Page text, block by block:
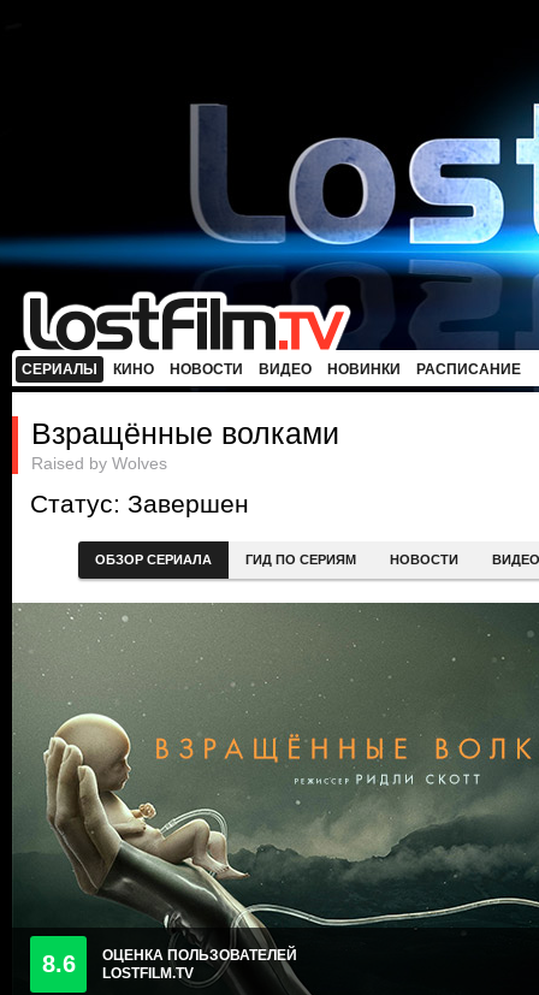
СЕРИАЛЫ КИНО НОВОСТИ ВИДЕО НОВИНКИ РАСПИСАНИЕ
Взращённые волками
Raised by Wolves
Статус: Завершен
ОБЗОР СЕРИАЛА ГИД ПО СЕРИЯМ НОВОСТИ ВИДЕО
8.6
ОЦЕНКА ПОЛЬЗОВАТЕЛЕЙ
LOSTFILM.TV